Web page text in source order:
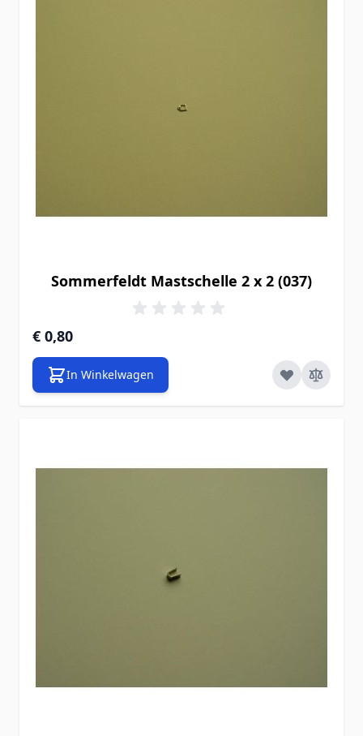
Sommerfeldt Mastschelle 2 x 2 (037)
€ 0,80
In Winkelwagen